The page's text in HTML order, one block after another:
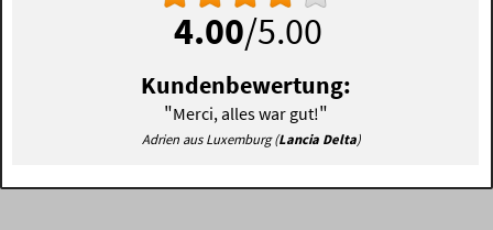
4.00/5.00
Kundenbewertung:
"Merci, alles war gut!"
Adrien aus Luxemburg (Lancia Delta)